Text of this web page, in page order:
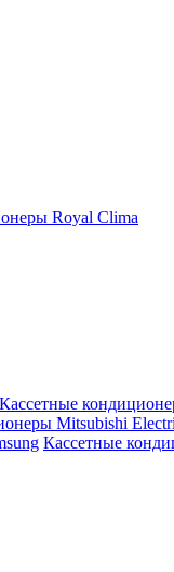
Royal Clima
Кассетные
Mitsubishi
Кассетные